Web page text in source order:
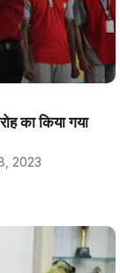
का किया गया
2023